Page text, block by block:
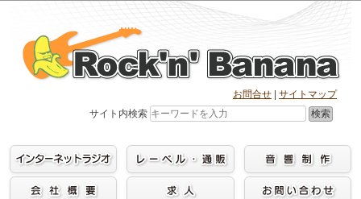
content
お問合せ
サイトマップ
サイト内検索
検索